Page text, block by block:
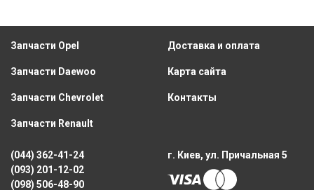
Запчасти Opel
Запчасти Daewoo
Запчасти Chevrolet
Запчасти Renault
Доставка и оплата
Карта сайта
Контакты
(044) 362-41-24
(093) 201-12-02
(098) 506-48-90
г. Киев, ул. Причальная 5